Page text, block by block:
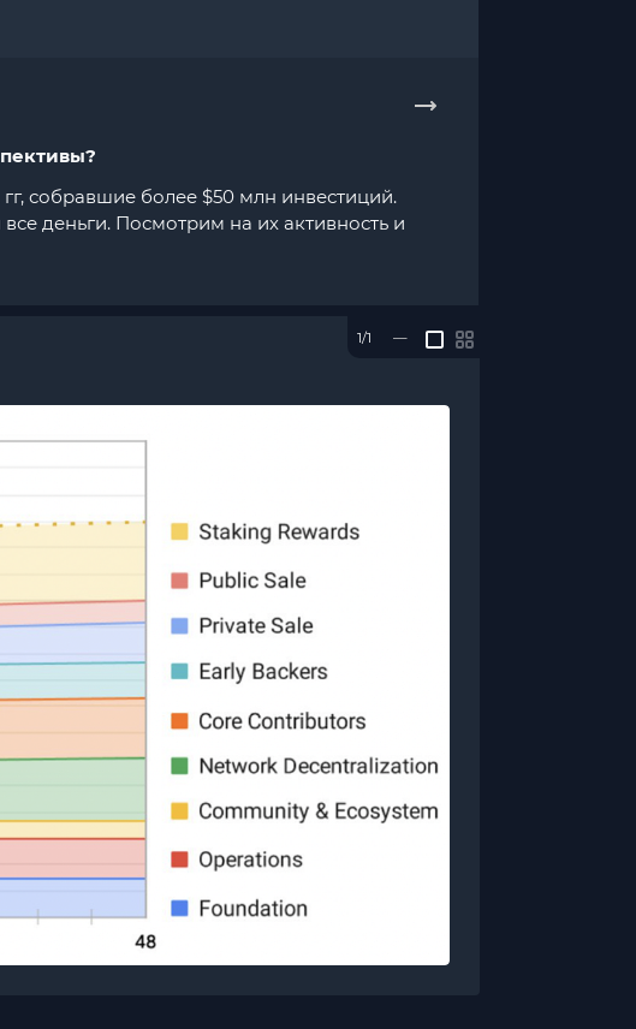
собравшие более $50 млн инвестиций.
деньги. Посмотрим на их активность и
1/1 —